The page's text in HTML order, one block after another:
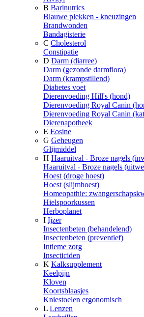
B Barinutrics
Blauwe plekken - kneuzingen
Brandwonden
Bandagisterie
C Cholesterol
Constipatie
D Darm (diarree)
Darm (gezonde darmflora)
Darm (krampstillend)
Diabetes voet
Dierenvoeding Hill's (hond)
Dierenvoeding Royal Canin
Dierenvoeding Royal Canin
Dierenapotheek
E Eosine
G Geheugen
Glijmiddel
H Haaruitval - Broze nagels
Haaruitval - Broze nagels
Hoest (droge hoest)
Hoest (slijmhoest)
Homeopathie:
Hielspoorkussen
Herboplanet
I Ijzer
Insectenbeten (behandelend)
Insectenbeten (preventief)
Intieme zorg
Insecticiden
K Kalksupplement
Keelpijn
Kloven
Koortsblaasjes
Kniestoelen ergonomisch
L Lenzen